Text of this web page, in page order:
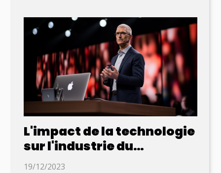
L'impact de la technologie
sur l'industrie du
logement
19/12/2023